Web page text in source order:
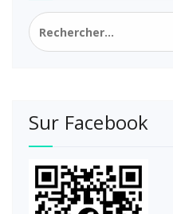
Rechercher :
Sur Facebook